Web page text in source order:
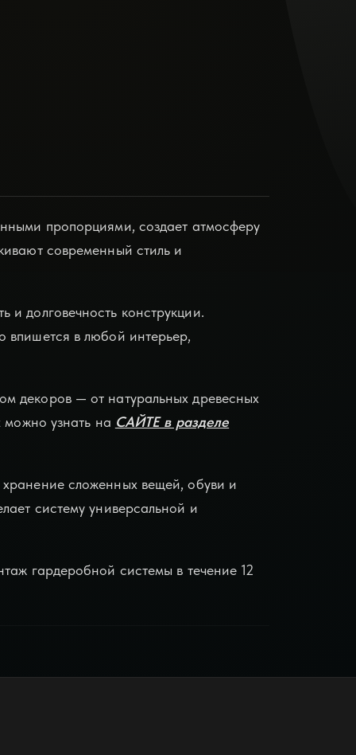
пропорциями, создает атмосферу
современный стиль и
долговечность конструкции.
впишется в любой интерьер,
декоров — от натуральных древесных
можно узнать на САЙТЕ в разделе
сложенных вещей, обуви и
систему универсальной и
гардеробной системы в течение 12